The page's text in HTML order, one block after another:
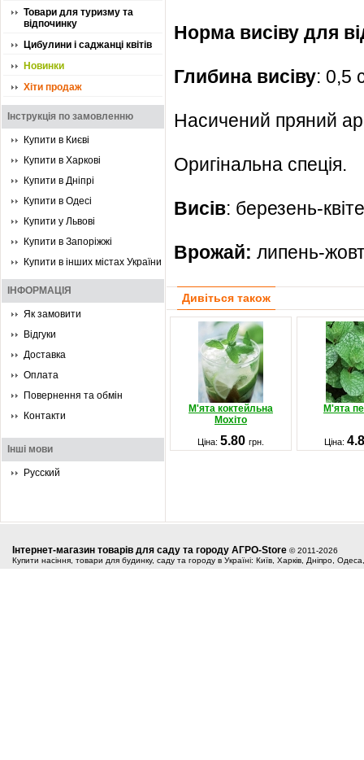
Товари для туризму та
відпочинку
Цибулини і саджанці квітів
Новинки
Хіти продаж
Інструкція по замовленню
Купити в Києві
Купити в Харкові
Купити в Дніпрі
Купити в Одесі
Купити у Львові
Купити в Запоріжжі
Купити в інших містах України
ІНФОРМАЦІЯ
Як замовити
Відгуки
Доставка
Оплата
Повернення та обмін
Контакти
Інші мови
Русский
Норма висіву для
Глибина висіву: 0,5
Насичений пряний
Оригінальна спеція.
Висів: березень-
Врожай: липень-
Дивіться також
М'ята коктейльна
Мохіто
М'ята
Ціна: 5.80 грн. Ціна:
Інтернет-магазин товарів для саду та городу АГРО-Store © 2011-2026
Купити насіння, товари для будинку, саду та городу в Україні: Київ, Харків, Дніпро,